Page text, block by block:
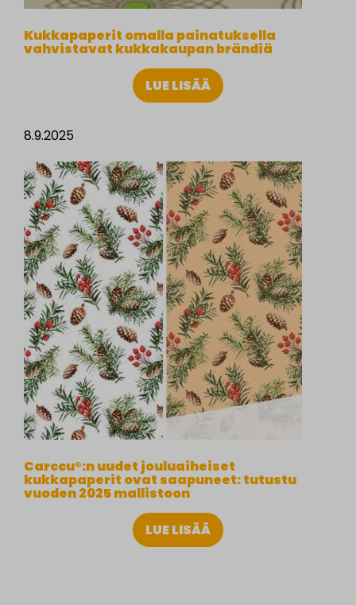
Kukkapaperit omalla painatuksella
vahvistavat kukkakaupan brändiä
LUE LISÄÄ
8.9.2025
Carccu®:n uudet jouluaiheiset
kukkapaperit ovat saapuneet: tutustu
vuoden 2025 mallistoon
LUE LISÄÄ